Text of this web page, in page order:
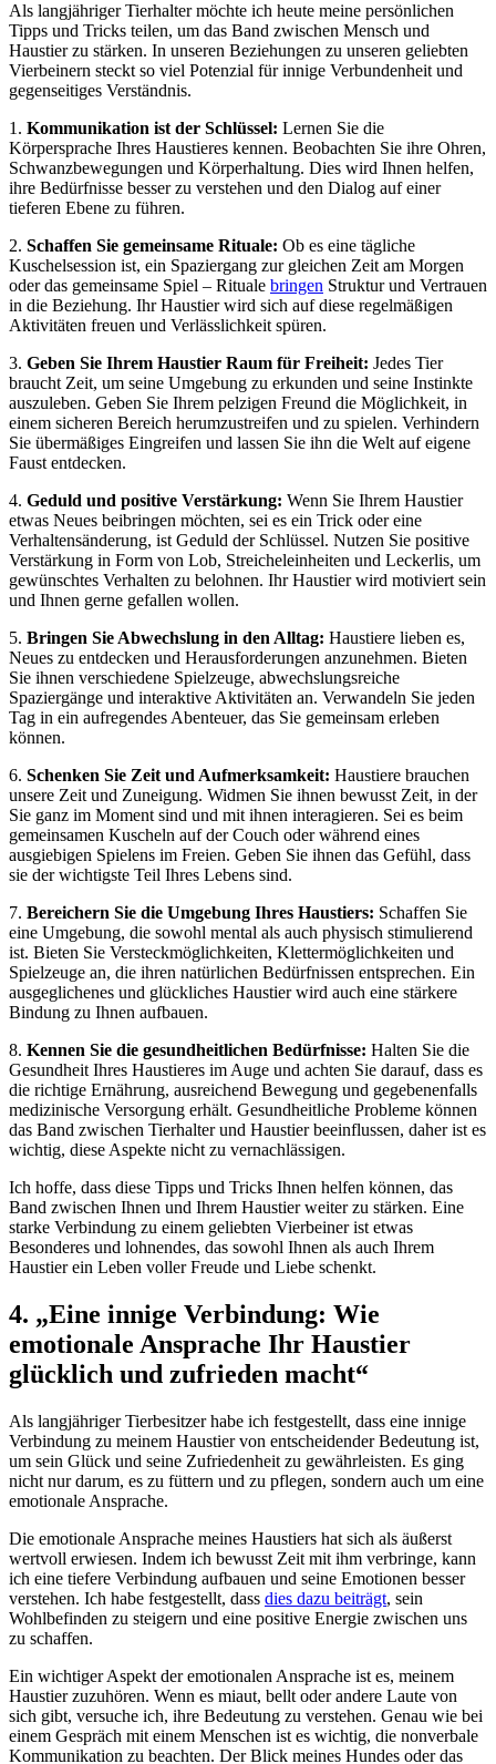
Als langjähriger Tierhalter möchte ich heute meine ‌persönlichen
Tipps und Tricks teilen, ⁢um ⁢das ‍Band ‌zwischen Mensch und⁣
Haustier zu stärken. In unseren Beziehungen zu unseren⁣ geliebten
Vierbeinern steckt⁣ so ⁢viel Potenzial⁢ für innige Verbundenheit ⁤und
gegenseitiges Verständnis.
1. Kommunikation ist der​ Schlüssel: Lernen Sie die
Körpersprache Ihres Haustieres kennen. Beobachten Sie ihre Ohren,⁢
Schwanzbewegungen und Körperhaltung. Dies wird Ihnen ⁤helfen,
ihre Bedürfnisse besser zu verstehen und den Dialog auf einer
tieferen Ebene zu führen.
2. Schaffen Sie gemeinsame Rituale: Ob es eine tägliche
Kuschelsession ist, ein ⁣Spaziergang zur‍ gleichen Zeit am Morgen
oder das gemeinsame Spiel – Rituale bringen Struktur ‍und Vertrauen
⁤in⁢ die Beziehung. Ihr Haustier wird⁣ sich auf​ diese regelmäßigen
Aktivitäten freuen⁢ und Verlässlichkeit spüren.
3. Geben Sie Ihrem‍ Haustier Raum für Freiheit: Jedes Tier
braucht Zeit, um seine Umgebung ‍zu erkunden und seine Instinkte
auszuleben. Geben Sie⁢ Ihrem pelzigen ​Freund die Möglichkeit, in
einem sicheren Bereich herumzustreifen und zu spielen. Verhindern
Sie übermäßiges⁢ Eingreifen und lassen Sie ihn die Welt auf eigene
Faust ⁢entdecken.
4. Geduld und positive Verstärkung: Wenn Sie ⁣Ihrem‍ Haustier
⁣etwas Neues beibringen möchten, sei⁢ es ein Trick oder eine
Verhaltensänderung, ist Geduld der Schlüssel. Nutzen Sie ⁤positive
Verstärkung in Form⁢ von Lob, Streicheleinheiten⁢ und Leckerlis, um
gewünschtes ⁢Verhalten zu ‍belohnen. Ihr Haustier ⁣wird motiviert ‍sein
und ‍Ihnen gerne gefallen wollen.
5. Bringen Sie Abwechslung⁢ in den Alltag: Haustiere lieben es,
Neues ⁣zu ⁤entdecken und Herausforderungen anzunehmen. Bieten
Sie ihnen verschiedene Spielzeuge,⁤ abwechslungsreiche
Spaziergänge und interaktive Aktivitäten an. Verwandeln Sie jeden
Tag in ein aufregendes Abenteuer,⁢ das⁢ Sie gemeinsam erleben
können.
6. Schenken Sie Zeit und Aufmerksamkeit: Haustiere brauchen⁣
unsere Zeit und Zuneigung. Widmen Sie ⁢ihnen bewusst Zeit,‌ in der
Sie⁣ ganz im‍ Moment sind und⁢ mit ihnen interagieren. Sei es beim⁢
gemeinsamen Kuscheln auf der Couch oder während eines
‌ausgiebigen Spielens ‍im Freien. Geben​ Sie ihnen das Gefühl, dass
sie der ⁣wichtigste⁣ Teil Ihres Lebens sind.
7. Bereichern Sie‍ die⁣ Umgebung Ihres Haustiers: Schaffen ‌Sie
eine⁢ Umgebung, die sowohl mental⁤ als auch physisch stimulierend
ist. ⁤Bieten⁢ Sie ‌Versteckmöglichkeiten, Klettermöglichkeiten und
Spielzeuge⁢ an, ‍die ⁣ihren natürlichen Bedürfnissen entsprechen. Ein
ausgeglichenes und glückliches Haustier wird auch eine stärkere
Bindung zu Ihnen aufbauen.
8. Kennen Sie die⁣ gesundheitlichen Bedürfnisse: Halten Sie die
Gesundheit ‌Ihres Haustieres im Auge und achten Sie darauf,⁢ dass es
die ⁤richtige Ernährung, ausreichend Bewegung und gegebenenfalls
medizinische Versorgung erhält. Gesundheitliche Probleme können
das Band zwischen Tierhalter und Haustier beeinflussen, daher ist es‍
wichtig, diese Aspekte nicht zu vernachlässigen.
Ich‌ hoffe, dass‌ diese Tipps und ‍Tricks Ihnen helfen können, das
Band zwischen Ihnen und Ihrem ‍Haustier weiter zu stärken. Eine
starke Verbindung zu einem geliebten Vierbeiner ist⁣ etwas ​
Besonderes und lohnendes, das ‌sowohl Ihnen⁤ als auch Ihrem
Haustier ein Leben voller Freude und Liebe schenkt.
4. „Eine innige ⁢Verbindung: Wie
⁤emotionale Ansprache Ihr‍ Haustier
glücklich und zufrieden ⁢macht“
Als langjähriger Tierbesitzer habe ich festgestellt, dass eine ⁤innige
Verbindung zu meinem ‍Haustier ​von ⁣entscheidender Bedeutung​ ist,⁤
um sein Glück und seine‌ Zufriedenheit ⁢zu gewährleisten.⁢ Es ging
nicht nur darum, es⁣ zu füttern und‍ zu ​pflegen, sondern auch um eine
emotionale Ansprache.
Die emotionale Ansprache meines Haustiers hat sich ⁢als äußerst
wertvoll erwiesen.‍ Indem⁣ ich bewusst Zeit mit‌ ihm verbringe, kann
ich eine tiefere Verbindung⁢ aufbauen und seine Emotionen besser
⁣verstehen. Ich habe festgestellt, dass dies dazu beiträgt, sein
‌Wohlbefinden zu steigern⁣ und eine⁤ positive Energie zwischen uns
⁢zu schaffen.
Ein wichtiger Aspekt der emotionalen Ansprache⁢ ist es, ‍meinem
Haustier zuzuhören. ⁤Wenn es miaut, ‍bellt oder andere Laute⁣ von
sich gibt,⁤ versuche ich, ihre Bedeutung ‍zu verstehen. Genau wie ​bei
einem Gespräch mit einem ‍Menschen‌ ist es wichtig, die nonverbale
Kommunikation zu beachten. Der Blick meines Hundes‍ oder das